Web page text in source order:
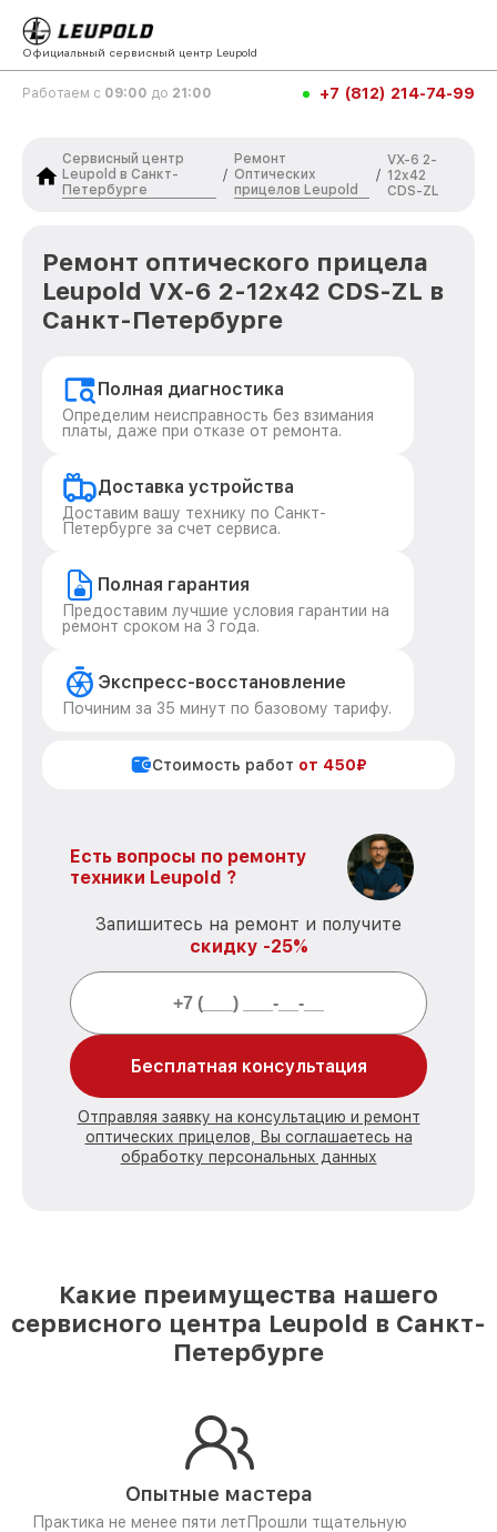
Официальный сервисный центр Leupold
Работаем с 09:00 до 21:00 +7 (812) 214-74-99
Сервисный центр
Leupold в Санкт-
Петербурге
/
Ремонт
Оптических
прицелов Leupold
/
VX-6 2-
12x42
CDS-ZL
Ремонт оптического прицела
Leupold VX-6 2-12x42 CDS-ZL в
Санкт-Петербурге
Полная диагностика
Определим неисправность без взимания
платы, даже при отказе от ремонта.
Доставка устройства
Доставим вашу технику по Санкт-
Петербурге за счет сервиса.
Полная гарантия
Предоставим лучшие условия гарантии на
ремонт сроком на 3 года.
Экспресс-восстановление
Починим за 35 минут по базовому тарифу.
Стоимость работ от 450₽
Есть вопросы по ремонту
техники Leupold ?
Запишитесь на ремонт и получите
скидку -25%
Бесплатная консультация
Отправляя заявку на консультацию и ремонт
оптических прицелов, Вы соглашаетесь на
обработку персональных данных
Какие преимущества нашего
сервисного центра Leupold в Санкт-
Петербурге
Опытные мастера
Практика не менее пяти лет Прошли тщательную